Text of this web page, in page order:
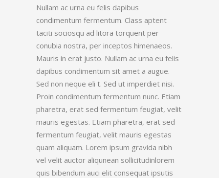
Nullam ac urna eu felis dapibus
condimentum fermentum. Class aptent
taciti sociosqu ad litora torquent per
conubia nostra, per inceptos himenaeos.
Mauris in erat justo. Nullam ac urna eu felis
dapibus condimentum sit amet a augue.
Sed non neque eli t. Sed ut imperdiet nisi.
Proin condimentum fermentum nunc. Etiam
pharetra, erat sed fermentum feugiat, velit
mauris egestas. Etiam pharetra, erat sed
fermentum feugiat, velit mauris egestas
quam aliquam. Lorem ipsum gravida nibh
vel velit auctor aliqunean sollicitudinlorem
quis bibendum auci elit consequat ipsutis